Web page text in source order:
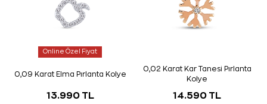
Online Özel Fiyat
0,09 Karat Elma Pırlanta Kolye
13.990 TL
0,02 Karat Kar Tanesi Pırlanta
Kolye
14.590 TL